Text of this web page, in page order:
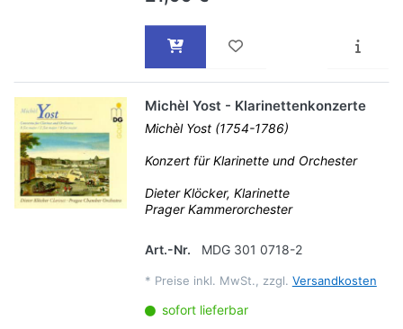
Michèl Yost - Klarinettenkonzerte
Michèl Yost (1754-1786)
Konzert für Klarinette und Orchester
Dieter Klöcker, Klarinette
Prager Kammerorchester
Art.-Nr. MDG 301 0718-2
* Preise inkl. MwSt., zzgl. Versandkosten
sofort lieferbar